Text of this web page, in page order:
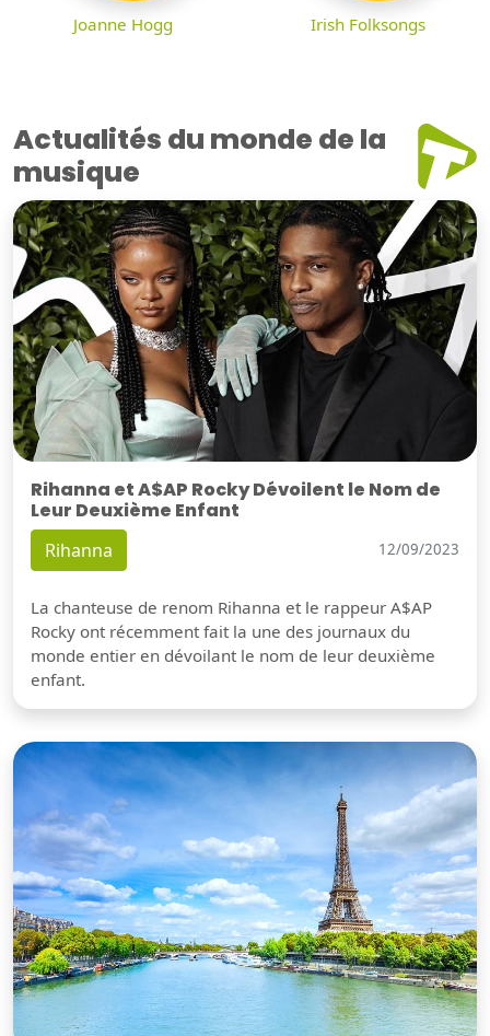
Joanne Hogg Irish Folksongs
Actualités du monde de la
musique
Rihanna et A$AP Rocky Dévoilent le Nom de
Leur Deuxième Enfant
Rihanna 12/09/2023
La chanteuse de renom Rihanna et le rappeur A$AP
Rocky ont récemment fait la une des journaux du
monde entier en dévoilant le nom de leur deuxième
enfant.